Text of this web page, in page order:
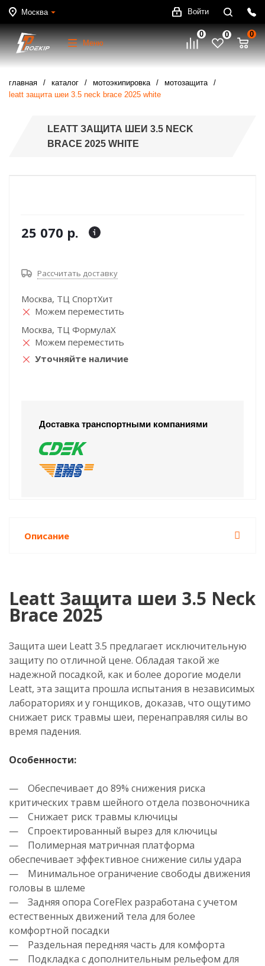
Москва Войти
Меню
0 0 0
главная каталог мотоэкипировка
мотозащита
leatt защита шеи 3.5 neck brace 2025 white
LEATT ЗАЩИТА ШЕИ 3.5 NECK
BRACE 2025 WHITE
25 070 р.
Рассчитать доставку
Москва, ТЦ СпортХит
Можем переместить
Москва, ТЦ ФормулаХ
Можем переместить
Уточняйте наличие
Доставка транспортными компаниями
Описание
Leatt Защита шеи 3.5 Neck
Brace 2025
Защита шеи Leatt 3.5 предлагает исключительную
защиту по отличной цене. Обладая такой же
надежной посадкой, как и более дорогие модели
Leatt, эта защита прошла испытания в независимых
лабораториях и у гонщиков, доказав, что ощутимо
снижает риск травмы шеи, перенаправляя силы во
время падения.
Особенности:
— Обеспечивает до 89% снижения риска
критических травм шейного отдела позвоночника
— Снижает риск травмы ключицы
— Спроектированный вырез для ключицы
— Полимерная матричная платформа
обеспечивает эффективное снижение силы удара
— Минимальное ограничение свободы движения
головы в шлеме
— Задняя опора CoreFlex разработана с учетом
естественных движений тела для более
комфортной посадки
— Раздельная передняя часть для комфорта
— Подкладка с дополнительным рельефом для